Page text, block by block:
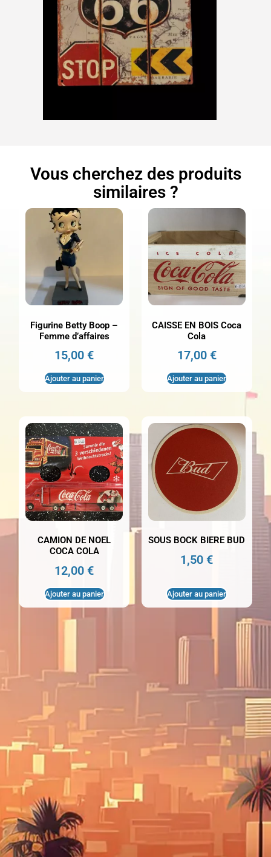
Vous cherchez des produits
similaires ?
Figurine Betty Boop –
Femme d’affaires
15,00€
Ajouter au panier
CAISSE EN BOIS Coca
Cola
17,00 €
Ajouter au panier
CAMION DE NOEL
COCA COLA
12,00€
Ajouter au panier
SOUS BOCK BIERE BUD
1,50€
Ajouter au panier